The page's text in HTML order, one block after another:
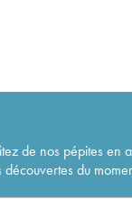
de nos pépites en
du